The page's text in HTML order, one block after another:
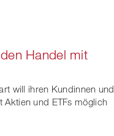
Handel mit
will ihren Kundinnen und
Aktien und ETFs möglich